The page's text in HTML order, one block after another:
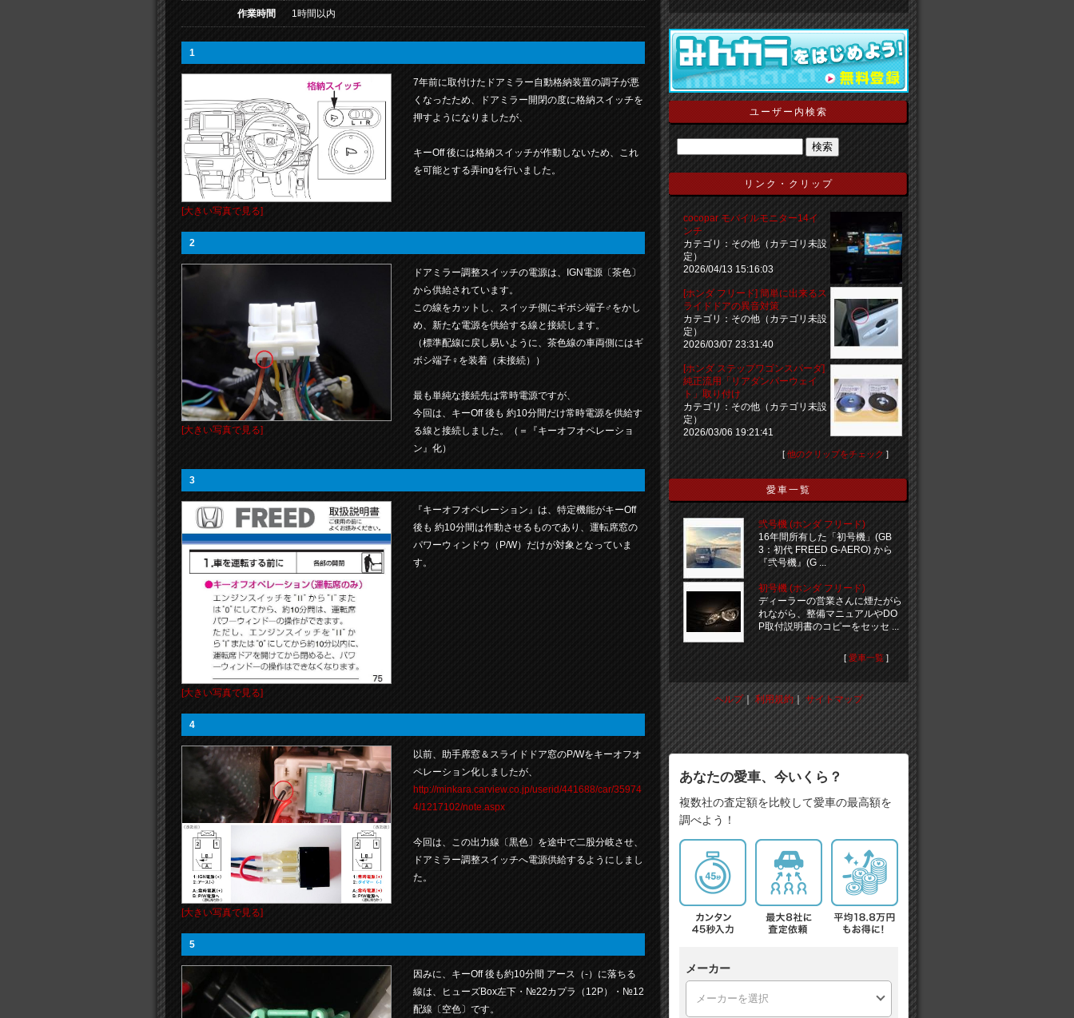
作業時間 1時間以内
1
[大きい写真で見る]
7年前に取付けたドアミラー自動格納装置の調子が悪
くなったため、ドアミラー開閉の度に格納スイッチを
押すようになりましたが、
キーOff 後には格納スイッチが作動しないため、これ
を可能とする弄ingを行いました。
2
[大きい写真で見る]
ドアミラー調整スイッチの電源は、IGN電源〔茶色〕
から供給されています。
この線をカットし、スイッチ側にギボシ端子♂をかし
め、新たな電源を供給する線と接続します。
（標準配線に戻し易いように、茶色線の車両側にはギ
ボシ端子♀を装着（未接続））
最も単純な接続先は常時電源ですが、
今回は、キーOff 後も 約10分間だけ常時電源を供給す
る線と接続しました。（＝『キーオフオペレーショ
ン』化）
3
[大きい写真で見る]
『キーオフオペレーション』は、特定機能がキーOff
後も 約10分間は作動させるものであり、運転席窓の
パワーウィンドウ（P/W）だけが対象となっていま
す。
4
[大きい写真で見る]
以前、助手席窓＆スライドドア窓のP/Wをキーオフオ
ペレーション化しましたが、
http://minkara.carview.co.jp/userid/441688/car/35974
4/1217102/note.aspx
今回は、この出力線〔黒色〕を途中で二股分岐させ、
ドアミラー調整スイッチへ電源供給するようにしまし
た。
5
因みに、キーOff 後も約10分間 アース（-）に落ちる
線は、ヒューズBox左下・№22カプラ（12P）・№12
配線〔空色〕です。
ユーザー内検索
リンク・クリップ
cocopar モバイルモニター14イ
ンチ
カテゴリ：その他（カテゴリ未設
定）
2026/04/13 15:16:03
[ホンダ フリード] 簡単に出来るス
ライドドアの異音対策
カテゴリ：その他（カテゴリ未設
定）
2026/03/07 23:31:40
[ホンダ ステップワゴンスパーダ]
純正流用「リアダンパーウェイ
ト」取り付け
カテゴリ：その他（カテゴリ未設
定）
2026/03/06 19:21:41
[ 他のクリップをチェック ]
愛車一覧
弐号機 (ホンダ フリード)
16年間所有した「初号機」(GB
3：初代 FREED G-AERO) から
『弐号機』(G ...
初号機 (ホンダ フリード)
ディーラーの営業さんに煙たがら
れながら、整備マニュアルやDO
P取付説明書のコピーをセッセ ...
[愛車一覧 ]
ヘルプ｜利用規約｜サイトマップ
あなたの愛車、今いくら？
複数社の査定額を比較して愛車の最高額を
調べよう！
メーカー